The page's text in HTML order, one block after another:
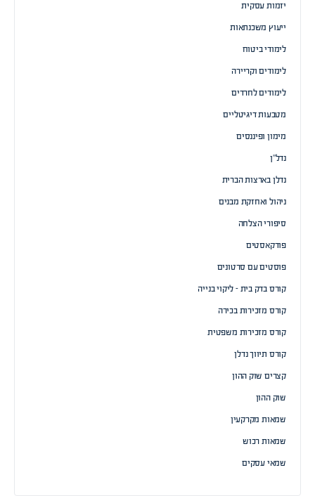
יזמות עסקית
ייעוץ משכנתאות
לימודי ביטוח
לימודים וקריירה
לימודים לחרדים
מטבעות דיגיטליים
מימון ופיננסים
נדל”ן
נדלן בארצות הברית
ניהול ואחזקת מבנים
סיפורי הצלחה
פודקאסטים
פוסטים עם סרטונים
קורס בדק בית – ליקוי בנייה
קורס מזכירות בכירה
קורס מזכירות משפטית
קורס תיווך נדלן
קצרים שוק ההון
שוק ההון
שמאות מקרקעין
שמאות רכוש
שמאי עסקים